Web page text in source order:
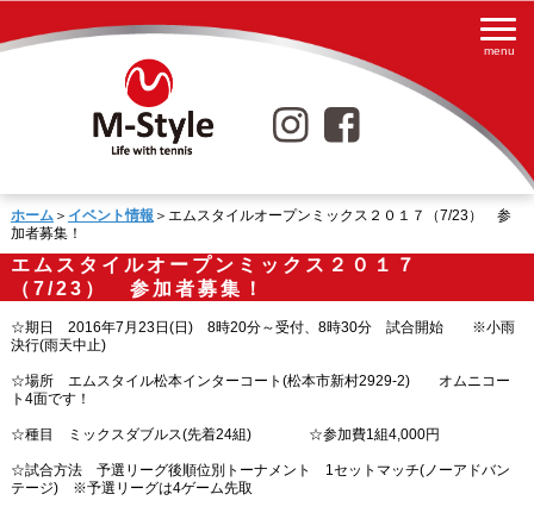
ホーム＞ イベント情報 ＞エムスタイルオープンミックス２０１７（7/23） 参
加者募集！
エムスタイルオープンミックス２０１７
（7/23） 参加者募集！
☆期日 2016年7月23日(日) 8時20分～受付、8時30分 試合開始 ※小雨
決行(雨天中止)
☆場所 エムスタイル松本インターコート(松本市新村2929-2) オムニコー
ト4面です！
☆種目 ミックスダブルス(先着24組) ☆参加費1組4,000円
☆試合方法 予選リーグ後順位別トーナメント 1セットマッチ(ノーアドバン
テージ) ※予選リーグは4ゲーム先取